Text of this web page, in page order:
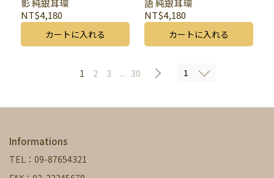
影 純銀耳環
NT$4,180
カートに入れる
語 純銀耳環
NT$4,180
カートに入れる
1 2 3 ... 30 1
Informations
TEL：09-87654321